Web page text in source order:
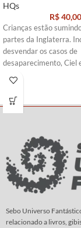
HQs
R$40,00
Crianças estão
partes da Inglaterra.
desvendar os casos de
desaparecimento, Ciel
infiltram na trupe de
itinerante que parece
mistério. Um palhaço
que exala a mais
de rosas...
Roteiro eArte:Yana
Sebo Universo
relacionado a livros,